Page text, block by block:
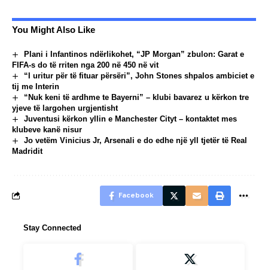
You Might Also Like
Plani i Infantinos ndërlikohet, “JP Morgan” zbulon: Garat e
FIFA-s do të rriten nga 200 në 450 në vit
“I uritur për të fituar përsëri”, John Stones shpalos ambiciet e
tij me Interin
“Nuk keni të ardhme te Bayerni” – klubi bavarez u kërkon tre
yjeve të largohen urgjentisht
Juventusi kërkon yllin e Manchester Cityt – kontaktet mes
klubeve kanë nisur
Jo vetëm Vinicius Jr, Arsenali e do edhe një yll tjetër të Real
Madridit
Facebook
Stay Connected